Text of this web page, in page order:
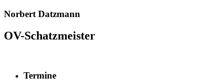
Norbert Datzmann
OV-Schatzmeister
Termine